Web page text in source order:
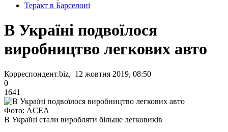
Теракт в Барселоні
В Україні подвоїлося
виробництво легкових авто
Корреспондент.biz, 12 жовтня 2019, 08:50
0
1641
Фото: ACEA
В Україні стали виробляти більше легковиків